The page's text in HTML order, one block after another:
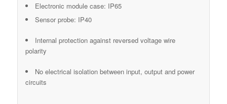
Electronic module case: IP65
Sensor probe: IP40
Internal protection against reversed voltage wire
polarity
No electrical isolation between input, output and power
circuits